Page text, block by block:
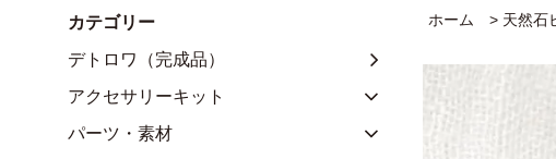
ホーム > 天然石
カテゴリー
デトロワ（完成品）
アクセサリーキット
パーツ・素材